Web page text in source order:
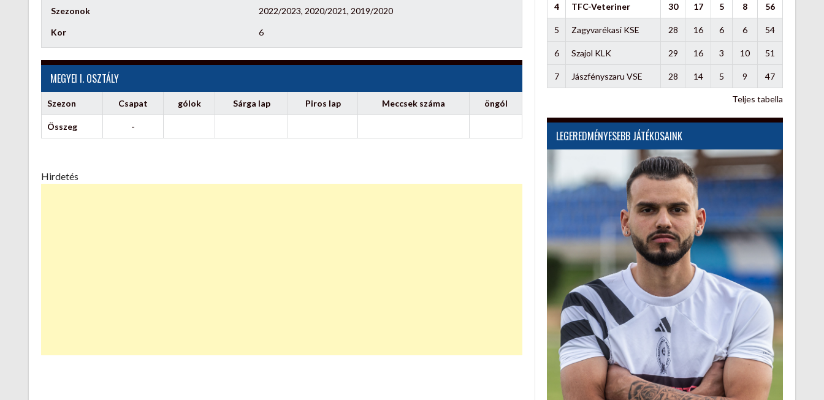
Szezonok 2022/2023, 2020/2021, 2019/2020
Kor 6
MEGYEI I. OSZTÁLY
Szezon Csapat gólok Sárga lap Piros lap Meccsek száma öngól
Összeg -
Hirdetés
4 TFC-Veteriner 30 17 5 8 56
5 Zagyvarékasi KSE 28 16 6 6 54
6 Szajol KLK 29 16 3 10 51
7 Jászfényszaru VSE 28 14 5 9 47
Teljes tabella
LEGEREDMÉNYESEBB JÁTÉKOSAINK